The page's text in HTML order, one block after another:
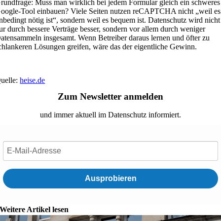
Muss man wirklich bei jedem Formular gleich ein schweres
Tool einbauen? Viele Seiten nutzen reCAPTCHA nicht „weil es
nötig ist“, sondern weil es bequem ist. Datenschutz wird nicht
durch bessere Verträge besser, sondern vor allem durch weniger
insgesamt. Wenn Betreiber daraus lernen und öfter zu
Lösungen greifen, wäre das der eigentliche Gewinn.
heise.de
Zum Newsletter anmelden
und immer aktuell im Datenschutz informiert.
Ausprobieren
Weitere Artikel lesen